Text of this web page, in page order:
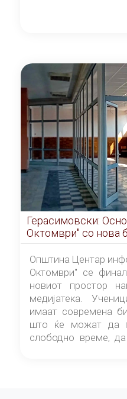
Герасимовски:
Октомври" со нова
од септември
Општина Центар
Октомври" се
новиот простор
медијатека.
имаат современа
што ќе можат да
слободно време, да